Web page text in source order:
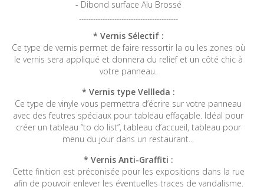
- Dibond surface Alu Brossé
------------------------------------------
* Vernis Sélectif :
Ce type de vernis permet de faire ressortir la ou les zones où
le vernis sera appliqué et donnera du relief et un côté chic à
votre panneau.
* Vernis type Vellleda :
Ce type de vinyle vous permettra d’écrire sur votre panneau
avec des feutres spéciaux pour tableau effaçable. Idéal pour
créer un tableau “to do list”, tableau d’accueil, tableau pour
menu du jour dans un restaurant...
* Vernis Anti-Graffiti :
Cette finition est préconisée pour les expositions dans la rue
afin de pouvoir enlever les éventuelles traces de vandalisme.